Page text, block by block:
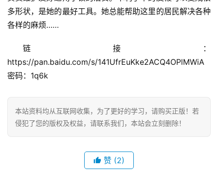
多形状，是她的最好工具。她总能帮助这里的居民解决各种
各样的麻烦……
链接：
https://pan.baidu.com/s/141UfrEuKke2ACQ4OPlMWiA
密码：1q6k
本站资料均从互联网收集，为了更好的学习，请购买正版！若
侵犯了您的版权及权益，请联系我们，本站会立刻删除！
赞 (2)